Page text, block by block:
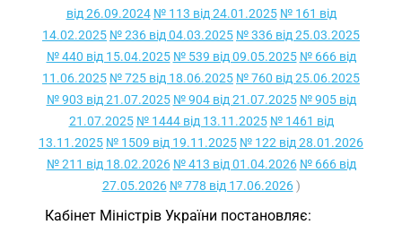
від 26.09.2024 № 113 від 24.01.2025 № 161 від
14.02.2025 № 236 від 04.03.2025 № 336 від 25.03.2025
№ 440 від 15.04.2025 № 539 від 09.05.2025 № 666 від
11.06.2025 № 725 від 18.06.2025 № 760 від 25.06.2025
№ 903 від 21.07.2025 № 904 від 21.07.2025 № 905 від
21.07.2025 № 1444 від 13.11.2025 № 1461 від
13.11.2025 № 1509 від 19.11.2025 № 122 від 28.01.2026
№ 211 від 18.02.2026 № 413 від 01.04.2026 № 666 від
27.05.2026 № 778 від 17.06.2026)
Кабінет Міністрів України постановляє: